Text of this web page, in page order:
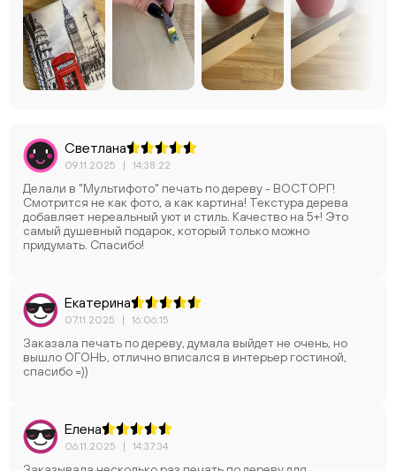
Светлана
09.11.2025 | 14:38:22
Делали в "Мультифото" печать по дереву - ВОСТОРГ!
Смотрится не как фото, а как картина! Текстура дерева
добавляет нереальный уют и стиль. Качество на 5+! Это
самый душевный подарок, который только можно
придумать. Спасибо!
Екатерина
07.11.2025 | 16:06:15
Заказала печать по дереву, думала выйдет не очень, но
вышло ОГОНЬ, отлично вписался в интерьер гостиной,
спасибо =))
Елена
06.11.2025 | 14:37:34